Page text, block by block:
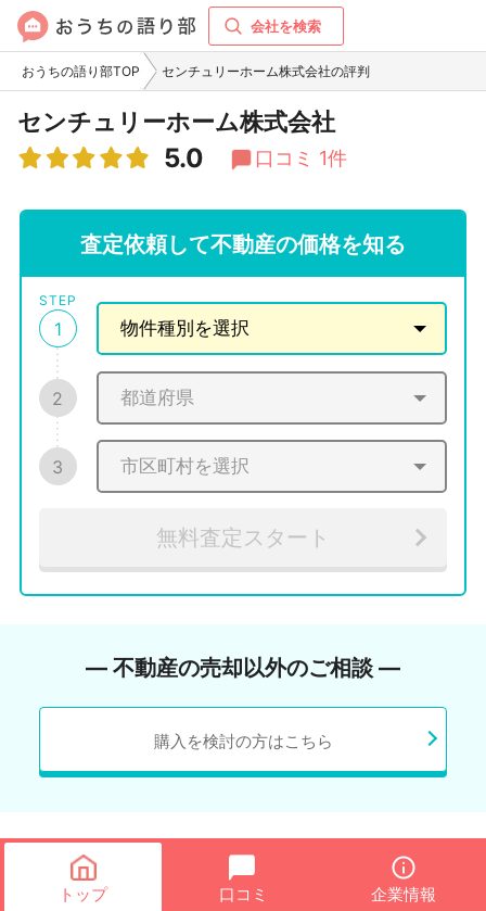
会社を検索
おうちの語り部TOP センチュリーホーム株式会社の評判
センチュリーホーム株式会社
5.0 口コミ 1件
査定依頼して不動産の価格を知る
STEP
1
2
3
無料査定スタート
― 不動産の売却以外のご相談 ―
購入を検討の方はこちら
トップ 口コミ 企業情報